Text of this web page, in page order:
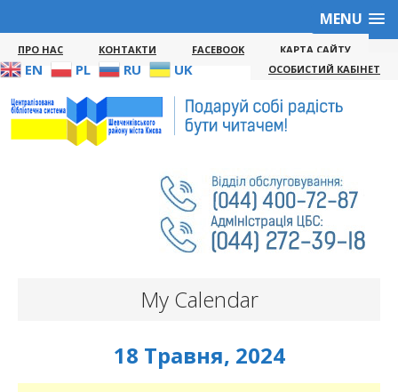
MENU
ПРО НАС КОНТАКТИ FACEBOOK КАРТА САЙТУ
EN PL RU UK ОСОБИСТИЙ КАБІНЕТ
My Calendar
18 Травня, 2024